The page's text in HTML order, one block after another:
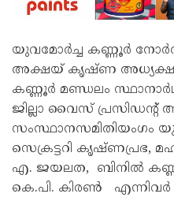
യുവമോർച്ച കണ്ണൂർ നോർത്ത്
അക്ഷയ് കൃഷ്ണ
കണ്ണൂർ മണ്ഡലം
ജില്ലാ വൈസ് പ്രസിഡന്റ്
സംസ്ഥാനസമിതിയംഗം
സെക്രട്ടറി കൃഷ്ണപ്രഭ,
എ. ജയലത, ബിനിൽ
കെ.പി. കിരൺ എന്നിവർ